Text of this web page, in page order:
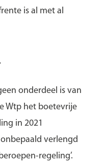
is al met al
onderdeel is van
Wtp het boetevrije
in 2021
verlengd
regeling’.